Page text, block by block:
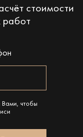
стоимости
работ
Вами, чтобы